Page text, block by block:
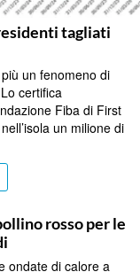
tagliati
un fenomeno di
certifica
Fiba di First
un milione di
rosso per le
ondate di calore a